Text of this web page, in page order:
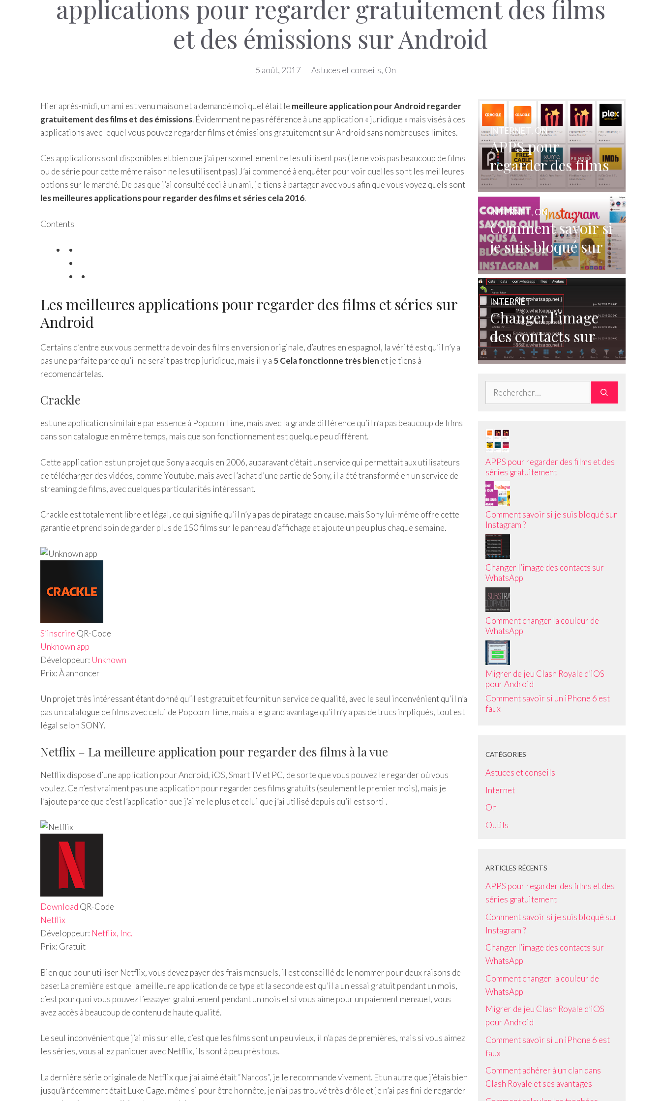
applications pour regarder gratuitement des films
et des émissions sur Android
5 août, 2017 Astuces et conseils, On
Hier après-midi, un ami est venu maison et a demandé moi quel était le meilleure application pour Android regarder
gratuitement des films et des émissions. Évidemment ne pas référence à une application « juridique » mais visés à ces
applications avec lequel vous pouvez regarder films et émissions gratuitement sur Android sans nombreuses limites.
Ces applications sont disponibles et bien que j’ai personnellement ne les utilisent pas (Je ne vois pas beaucoup de films
ou de série pour cette même raison ne les utilisent pas) J’ai commencé à enquêter pour voir quelles sont les meilleures
options sur le marché. De pas que j’ai consulté ceci à un ami, je tiens à partager avec vous afin que vous voyez quels sont
les meilleures applications pour regarder des films et séries cela 2016.
Contents
Les meilleures applications pour regarder des films et séries sur
Android
Certains d’entre eux vous permettra de voir des films en version originale, d’autres en espagnol, la vérité est qu’il n’y a
pas une parfaite parce qu’il ne serait pas trop juridique, mais il y a 5 Cela fonctionne très bien et je tiens à
recomendártelas.
Crackle
est une application similaire par essence à Popcorn Time, mais avec la grande différence qu’il n’a pas beaucoup de films
dans son catalogue en même temps, mais que son fonctionnement est quelque peu différent.
Cette application est un projet que Sony a acquis en 2006, auparavant c’était un service qui permettait aux utilisateurs
de télécharger des vidéos, comme Youtube, mais avec l’achat d’une partie de Sony, il a été transformé en un service de
streaming de films, avec quelques particularités intéressant.
Crackle est totalement libre et légal, ce qui signifie qu’il n’y a pas de piratage en cause, mais Sony lui-même offre cette
garantie et prend soin de garder plus de 150 films sur le panneau d’affichage et ajoute un peu plus chaque semaine.
S’inscrire QR-Code
Unknown app
Développeur: Unknown
Prix:À annoncer
Un projet très intéressant étant donné qu’il est gratuit et fournit un service de qualité, avec le seul inconvénient qu’il n’a
pas un catalogue de films avec celui de Popcorn Time, mais a le grand avantage qu’il n’y a pas de trucs impliqués, tout est
légal selon SONY.
Netflix – La meilleure application pour regarder des films à la vue
Netflix dispose d’une application pour Android, iOS, Smart TV et PC, de sorte que vous pouvez le regarder où vous
voulez. Ce n’est vraiment pas une application pour regarder des films gratuits (seulement le premier mois), mais je
l’ajoute parce que c’est l’application que j’aime le plus et celui que j’ai utilisé depuis qu’il est sorti .
Download QR-Code
Netflix
Développeur: Netflix, Inc.
Prix: Gratuit
Bien que pour utiliser Netflix, vous devez payer des frais mensuels, il est conseillé de le nommer pour deux raisons de
base: La première est que la meilleure application de ce type et la seconde est qu’il a un essai gratuit pendant un mois,
c’est pourquoi vous pouvez l’essayer gratuitement pendant un mois et si vous aime pour un paiement mensuel, vous
avez accès à beaucoup de contenu de haute qualité.
Le seul inconvénient que j’ai mis sur elle, c’est que les films sont un peu vieux, il n’a pas de premières, mais si vous aimez
les séries, vous allez paniquer avec Netflix, ils sont à peu près tous.
La dernière série originale de Netflix que j’ai aimé était “Narcos”, je le recommande vivement. Et un autre que j’étais bien
jusqu’à récemment était Luke Cage, même si pour être honnête, je n’ai pas trouvé très drôle et je n’ai pas fini de regarder
APPS pour
regarder des films
et des séries
gratuitement
INTERNET ON
Comment savoir si
je suis bloqué sur
Instagram ?
INTERNET, ON
Changer l’image
des contacts sur
WhatsApp
INTERNET
Rechercher :
APPS pour regarder des films et des
séries gratuitement
Comment savoir si je suis bloqué sur
Instagram ?
Changer l’image des contacts sur
WhatsApp
Comment changer la couleur de
WhatsApp
Migrer de jeu Clash Royale d’iOS
pour Android
Comment savoir si un iPhone 6 est
faux
CATÉGORIES
Astuces et conseils
Internet
On
Outils
ARTICLES RÉCENTS
APPS pour regarder des films et des
séries gratuitement
Comment savoir si je suis bloqué sur
Instagram ?
Changer l’image des contacts sur
WhatsApp
Comment changer la couleur de
WhatsApp
Migrer de jeu Clash Royale d’iOS
pour Android
Comment savoir si un iPhone 6 est
faux
Comment adhérer à un clan dans
Clash Royale et ses avantages